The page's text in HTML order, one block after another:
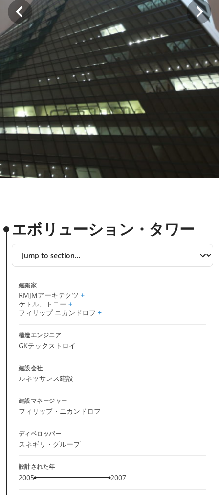
エボリューション・タワー
Jump
section
建築家
RMJMアーキテクツ
ケトル、トニー
フィリップ ニカンドロフ
構造エンジニア
GKテックストロイ
建設会社
ルネッサンス建設
建設マネージャー
フィリップ・ニカンドロフ
ディベロッパー
スネギリ・グループ
設計された年
2005 2007